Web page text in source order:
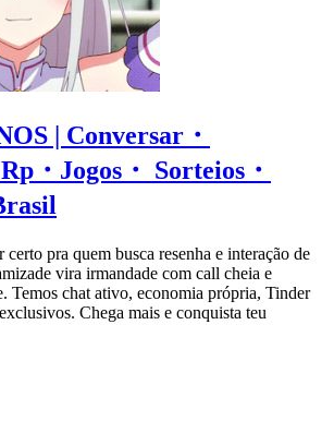
| Conversar・
・Jogos・ Sorteios・
pra quem busca resenha e interação de
vira irmandade com call cheia e
Temos chat ativo, economia própria, Tinder
Chega mais e conquista teu